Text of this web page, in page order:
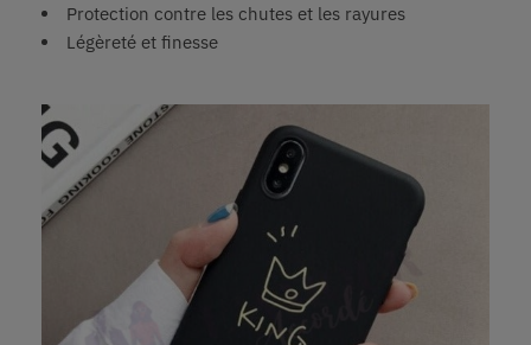
Protection contre les chutes et les rayures
Légèreté et finesse